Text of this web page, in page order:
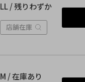
LL / 残りわずか
店舗在庫
M / 在庫あり